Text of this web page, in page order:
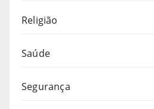
Religião
Saúde
Segurança